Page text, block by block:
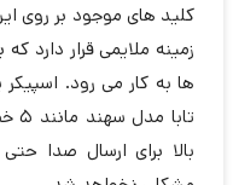
کلید های موجود بر روی
زمینه ملایمی قرار دارد
بالا برای ارسال صدا